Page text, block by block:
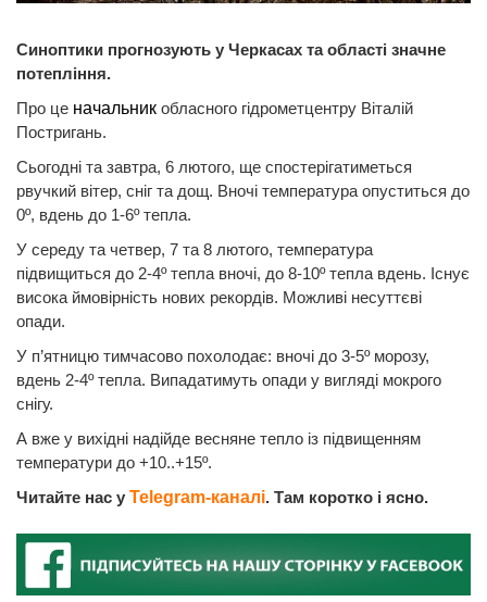
Синоптики прогнозують у Черкасах та області значне
потепління.
Про це начальник обласного гідрометцентру Віталій
Постригань.
Сьогодні та завтра, 6 лютого, ще спостерігатиметься
рвучкий вітер, сніг та дощ. Вночі температура опуститься до
0º, вдень до 1-6º тепла.
У середу та четвер, 7 та 8 лютого, температура
підвищиться до 2-4º тепла вночі, до 8-10º тепла вдень. Існує
висока ймовірність нових рекордів. Можливі несуттєві
опади.
У п’ятницю тимчасово похолодає: вночі до 3-5º морозу,
вдень 2-4º тепла. Випадатимуть опади у вигляді мокрого
снігу.
А вже у вихідні надійде весняне тепло із підвищенням
температури до +10..+15º.
Читайте нас у Telegram-каналі. Там коротко і ясно.